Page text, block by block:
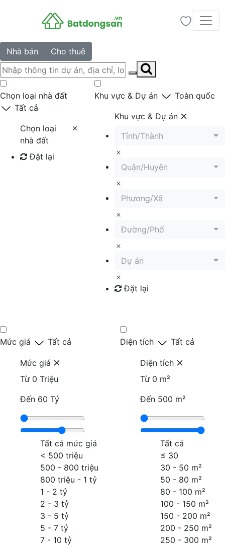
Nhà bán Cho thuê
Chọn loại nhà đất
Tất cả
Chọn loại
nhà đất
Đặt lại
Khu vực & Dự án Toàn quốc
Khu vực & Dự án
Tỉnh/Thành
Quận/Huyện
Phương/Xã
Đường/Phố
Dự án
Đặt lại
Mức giá Tất cả
Mức giá
Từ 0 Triệu
Đến 60 Tỷ
Tất cả mức giá
< 500 triệu
500 - 800 triệu
800 triệu - 1 tỷ
1 - 2 tỷ
2 - 3 tỷ
3 - 5 tỷ
5 - 7 tỷ
7 - 10 tỷ
Diện tích Tất cả
Diện tích
Từ 0 m²
Đến 500 m²
Tất cả
≤ 30
30 - 50 m²
50 - 80 m²
80 - 100 m²
100 - 150 m²
150 - 200 m²
200 - 250 m²
250 - 300 m²